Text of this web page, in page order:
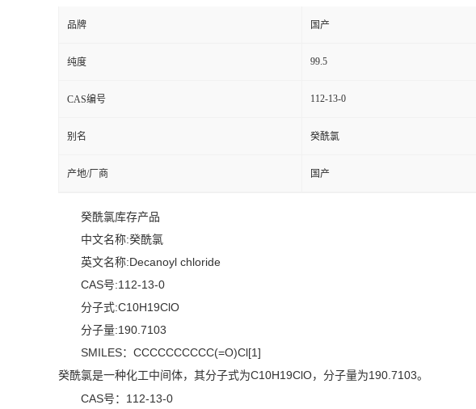
品牌 国产
纯度 99.5
CAS编号 112-13-0
别名 癸酰氯
产地/厂商 国产
癸酰氯库存产品
中文名称:癸酰氯
英文名称:Decanoyl chloride
CAS号:112-13-0
分子式:C10H19ClO
分子量:190.7103
SMILES：CCCCCCCCCC(=O)Cl[1]
癸酰氯是一种化工中间体，其分子式为C10H19ClO，分子量为190.7103。
CAS号：112-13-0